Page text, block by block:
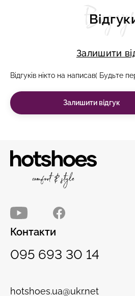
Залишити
Відгуків нікто на написав( Будьте
Залишити відгук
Контакти
095 693 30 14
hotshoes.ua@ukr.net